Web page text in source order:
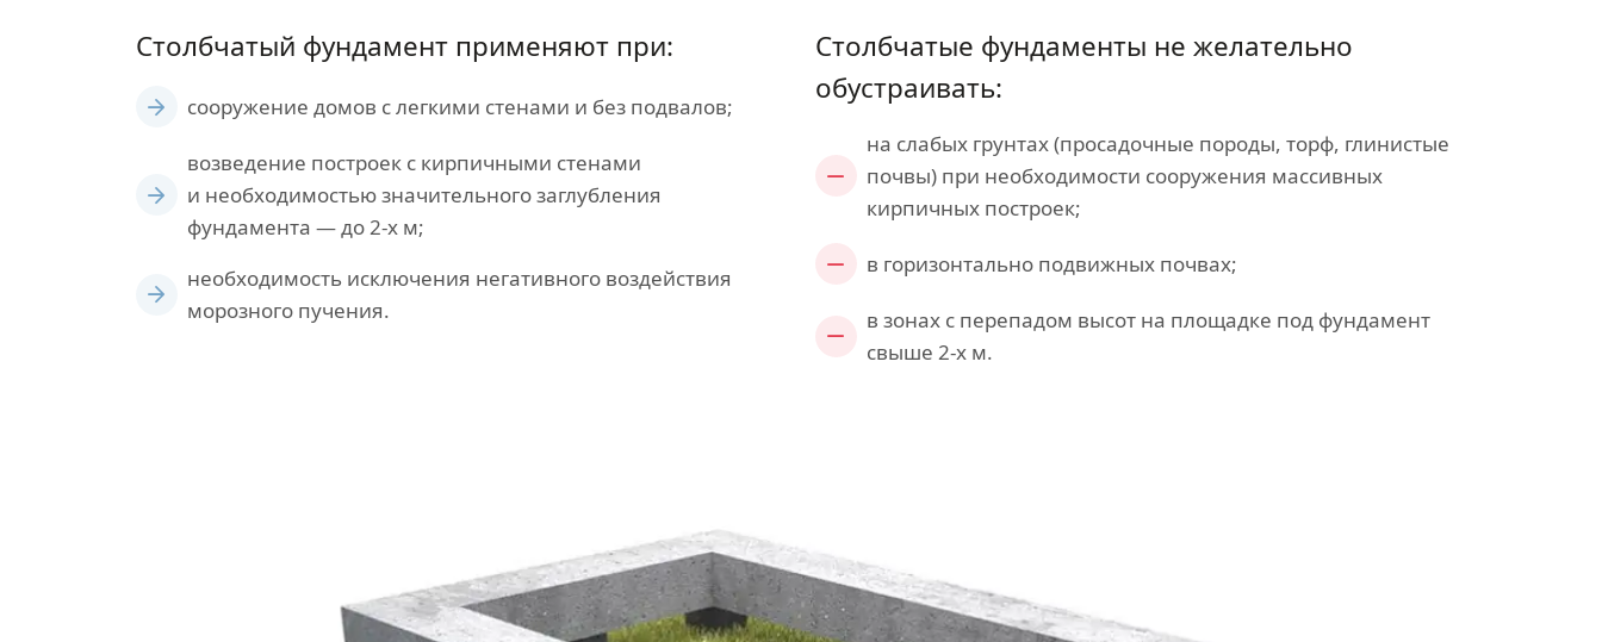
Столбчатый фундамент применяют при:
сооружение домов с легкими стенами и без подвалов;
возведение построек с кирпичными стенами
и необходимостью значительного заглубления
фундамента — до 2-х м;
необходимость исключения негативного воздействия
морозного пучения.
Столбчатые фундаменты не желательно
обустраивать:
на слабых грунтах (просадочные породы, торф, глинистые
почвы) при необходимости сооружения массивных
кирпичных построек;
в горизонтально подвижных почвах;
в зонах с перепадом высот на площадке под фундамент
свыше 2-х м.